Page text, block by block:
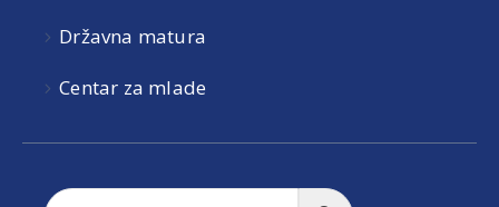
Državna matura
Centar za mlade